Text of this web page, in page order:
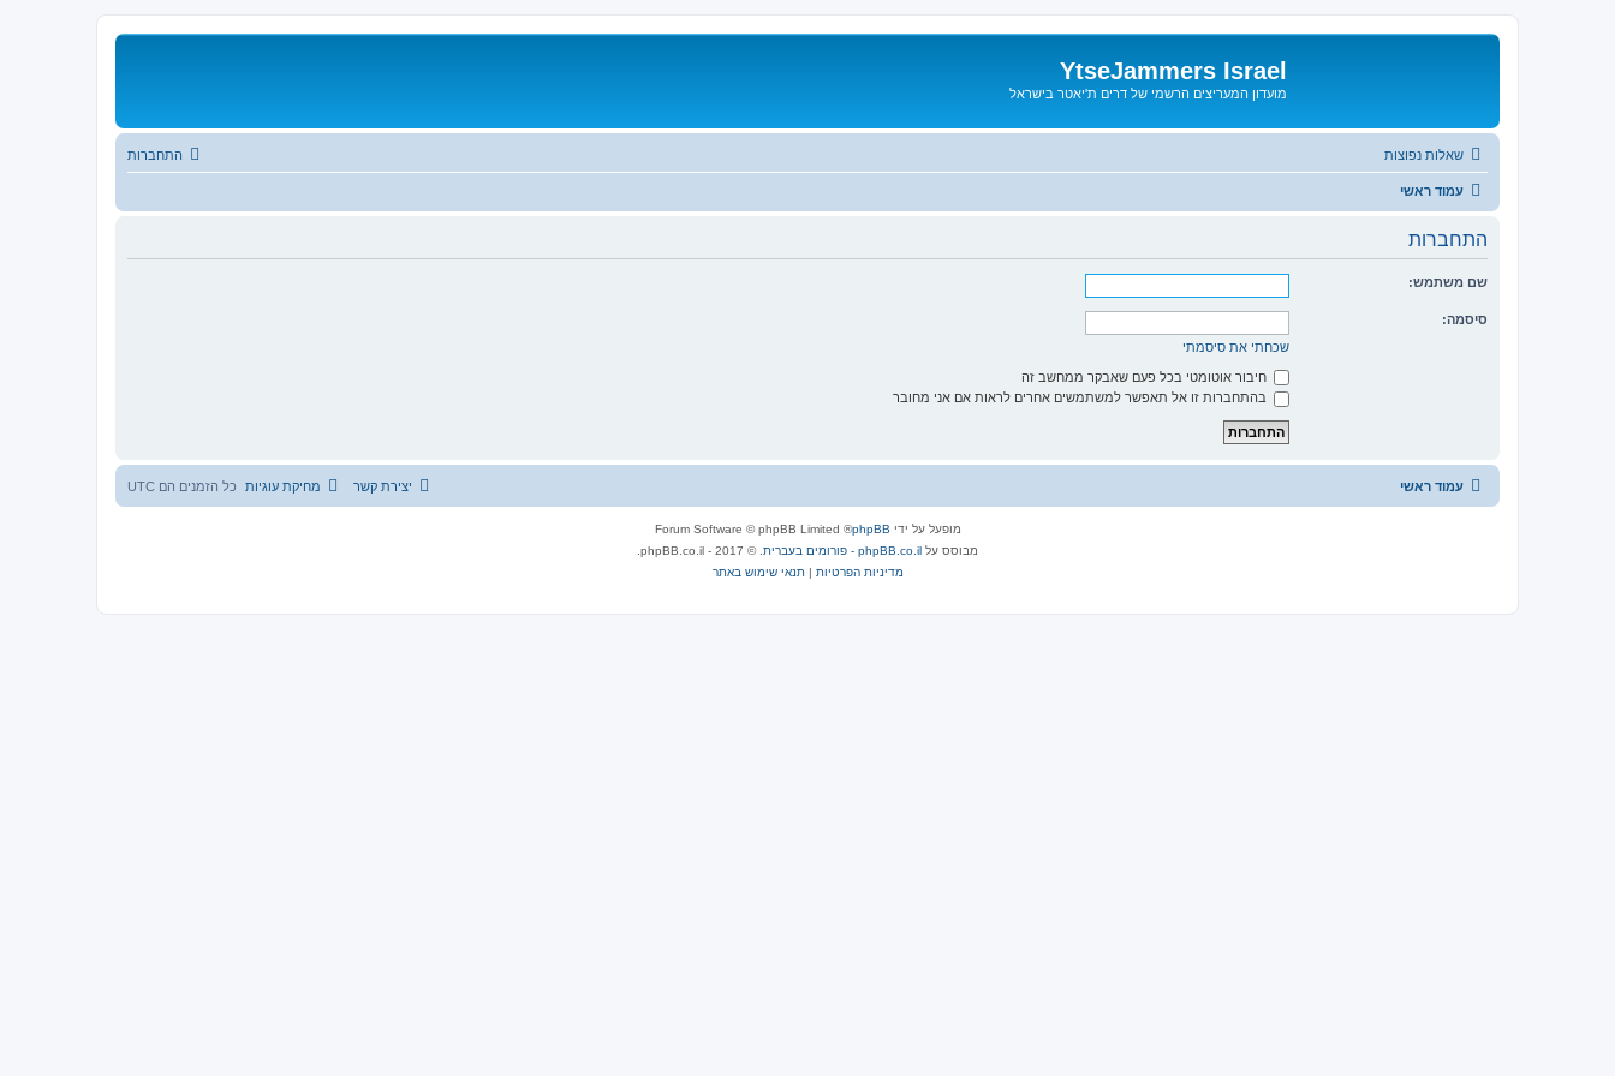
YtseJammers Israel
מועדון המעריצים הרשמי של דרים ת'יאטר בישראל
שאלות נפוצות התחברות
עמוד ראשי
התחברות
שם משתמש:
סיסמה:
שכחתי את סיסמתי
חיבור אוטומטי בכל פעם שאבקר ממחשב זה
בהתחברות זו אל תאפשר למשתמשים אחרים לראות אם אני מחובר
עמוד ראשי כל הזמנים הם UTC מחיקת עוגיות יצירת קשר
מופעל על ידי phpBB
® Forum Software © phpBB Limited
מבוסס על phpBB.co.il - פורומים בעברית
. © 2017 - phpBB.co.il.
מדיניות הפרטיות |תנאי שימוש באתר